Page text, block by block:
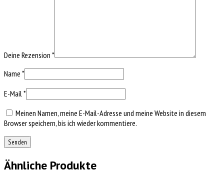
Deine Rezension *
Name *
E-Mail *
Meinen Namen, meine E-Mail-Adresse und meine Website in diesem
Browser speichern, bis ich wieder kommentiere.
Ähnliche Produkte